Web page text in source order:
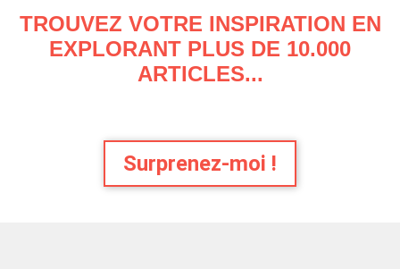
TROUVEZ VOTRE INSPIRATION EN
EXPLORANT PLUS DE 10.000
ARTICLES...
Surprenez-moi !